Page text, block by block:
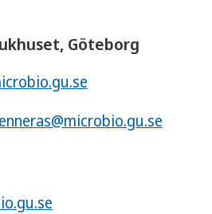
Göteborg